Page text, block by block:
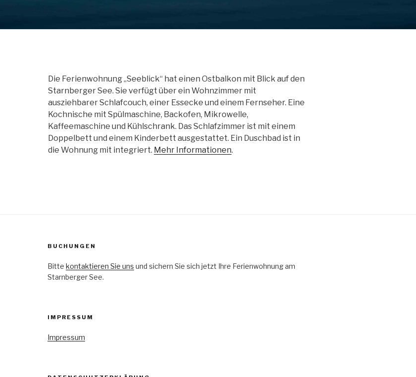
Die Ferienwohnung „Seeblick“ hat einen Ostbalkon mit Blick auf den
Starnberger See. Sie verfügt über ein Wohnzimmer mit
ausziehbarer Schlafcouch, einer Essecke und einem Fernseher. Eine
Kochnische mit Spülmaschine, Backofen, Mikrowelle,
Kaffeemaschine und Kühlschrank. Das Schlafzimmer ist mit einem
Doppelbett und einem Kinderbett ausgestattet. Ein Duschbad ist in
die Wohnung mit integriert. Mehr Informationen.
BUCHUNGEN
Bitte kontaktieren Sie uns und sichern Sie sich jetzt Ihre Ferienwohnung am
Starnberger See.
IMPRESSUM
Impressum